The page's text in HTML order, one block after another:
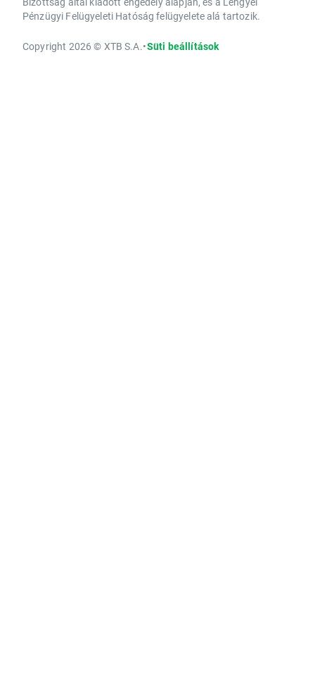
Pénzügyi Felügyeleti Hatóság felügyelete alá tartozik.
Copyright 2026 © XTB S.A.•Süti beállítások